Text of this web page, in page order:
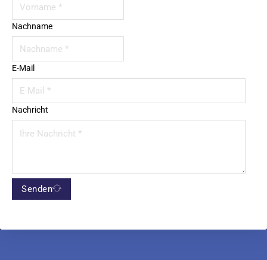
Nachname
E-Mail
Nachricht
Senden